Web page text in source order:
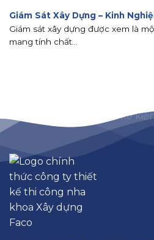
Giám Sát Xây Dựng – Kinh
Giám sát xây dựng được xem là
mang tính chất...